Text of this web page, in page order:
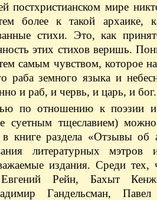
постхристианском мире
более к такой архаике,
стихи. Это, как
этих стихов веришь.
самым чувством, которое
раба земного языка и
и раб, и червь, и царь, и бог.
по отношению к поэзии
суетным тщеславием) можно
книге раздела «Отзывы об
литературных мэтров
издания. Среди тех,
Рейн, Бахыт
Гандельсман, Павел